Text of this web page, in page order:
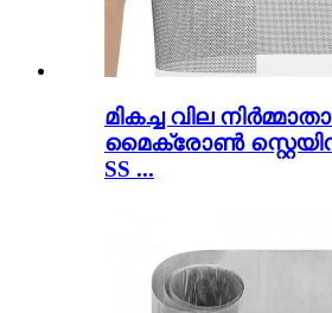
മികച്ച വില
മൈക്രോൺ
SS ...